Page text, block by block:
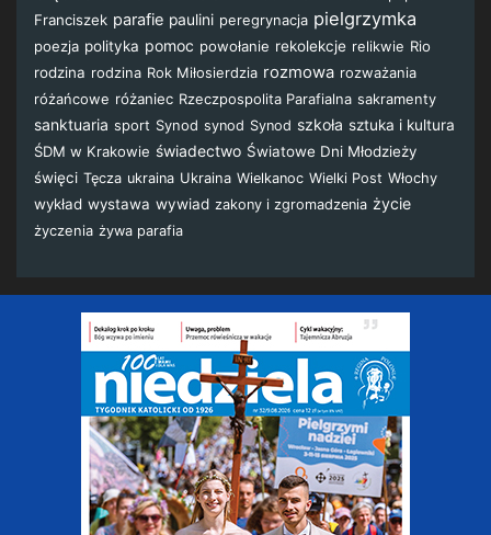
Franciszek parafie paulini peregrynacja pielgrzymka
poezja polityka pomoc powołanie rekolekcje relikwie Rio
rodzina rodzina Rok Miłosierdzia rozmowa rozważania
różańcowe różaniec Rzeczpospolita Parafialna sakramenty
sanktuaria sport Synod synod Synod szkoła sztuka i kultura
ŚDM w Krakowie świadectwo Światowe Dni Młodzieży
święci Tęcza ukraina Ukraina Wielkanoc Wielki Post Włochy
wykład wystawa wywiad zakony i zgromadzenia życie
życzenia żywa parafia